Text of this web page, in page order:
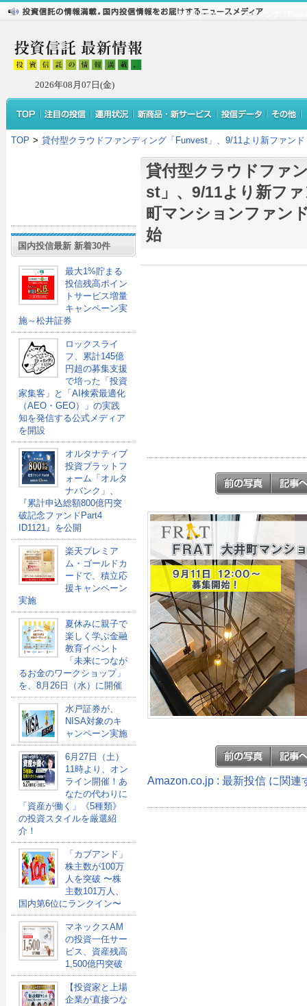
2026年08月07日(金)
貸付型クラウドファンディング「
TOP > 貸付型クラウドファンディング「Funvest」、9/11より新ファン
国内投信最新 新着30件
最大1%貯まる
投信残高ポイン
トサービス増量
キャンペーン実
施～松井証券
ロックスライ
フ、累計145億
円超の募集支援
で培った「投資
家集客」と「AI検索最適化
（AEO・GEO）」の実践
知を発信する公式メディア
を開設
オルタナティブ
投資プラットフ
ォーム「オルタ
ナバンク」、
『累計申込総額800億円突
破記念ファンドPart4
ID1121』を公開
楽天プレミア
ム・ゴールドカ
ードで、積立応
援キャンペーン
実施
夏休みに親子で
楽しく学ぶ金融
教育イベント
「未来につなが
るお金のワークショップ」
を、8月26日（水）に開催
水戸証券が、
NISA対象のキ
ャンペーン実施
6月27日（土）
11時より、オン
ライン開催！あ
なたの代わりに
「資産が働く」《5種類》
の投資スタイルを厳選紹
介！
「カブアンド」
株主数が100万
人を突破 〜株
主数101万人、
国内第6位にランクイン〜
マネックスAM
の投資一任サー
ビス、資産残高
1,500億円突破
【投資家と上場
企業が直接つな
貸付型クラウドファ
st」、9/11より新フ
町マンションファン
始
Amazon.co.jp : 最新投信 に関連